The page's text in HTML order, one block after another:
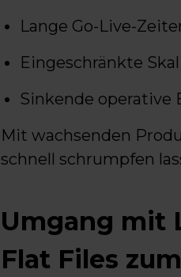
Lange Go-Live-
Eingeschränkte
Sinkende operative
Mit wachsenden
schnell schrumpfen
Umgang mit
Flat Files